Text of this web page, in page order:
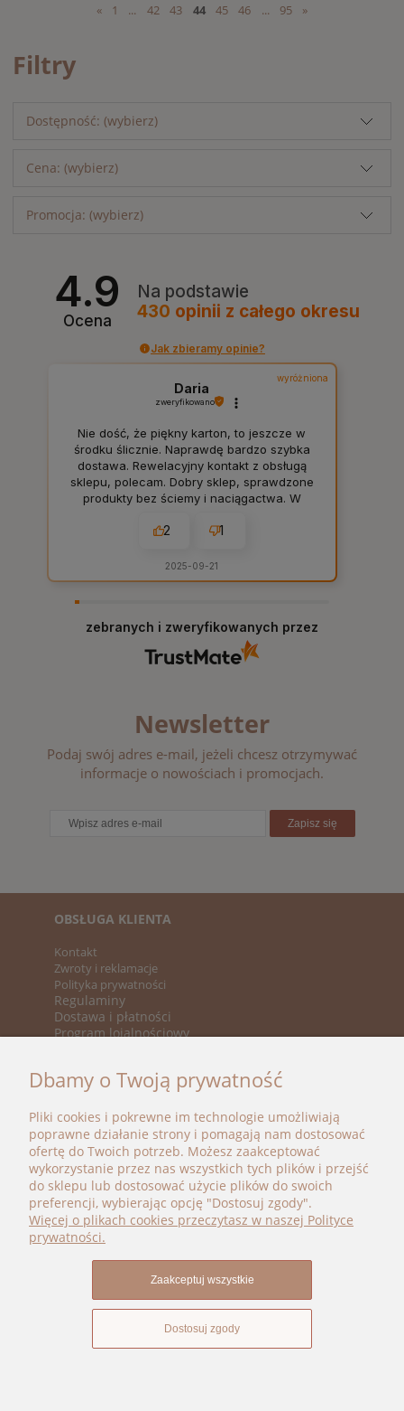
« 1 ... 42 43 44 45 46 ... 95 »
Filtry
Dostępność: (wybierz)
Cena: (wybierz)
Promocja: (wybierz)
4.9
Ocena
Na podstawie
430 opinii z całego okresu
Jak zbieramy opinie?
wyróżniona
Daria
zweryfikowano
Nie dość, że piękny karton, to jeszcze w
środku ślicznie. Naprawdę bardzo szybka
dostawa. Rewelacyjny kontakt z obsługą
sklepu, polecam. Dobry sklep, sprawdzone
produkty bez ściemy i naciągactwa. W
2 1
2025-09-21
zebranych i zweryfikowanych przez
Newsletter
Podaj swój adres e-mail, jeżeli chcesz otrzymywać
informacje o nowościach i promocjach.
Zapisz się
OBSŁUGA KLIENTA
Kontakt
Zwroty i reklamacje
Polityka prywatności
Regulaminy
Dostawa i płatności
Program lojalnościowy
Promocje
Marki
BOHO BÉBÉ
kontakt@bohobebe.pl
+48 696 696 979
Instagram
Facebook
Dbamy o Twoją prywatność
Pliki cookies i pokrewne im technologie umożliwiają
poprawne działanie strony i pomagają nam dostosować
ofertę do Twoich potrzeb. Możesz zaakceptować
wykorzystanie przez nas wszystkich tych plików i przejść
do sklepu lub dostosować użycie plików do swoich
preferencji, wybierając opcję "Dostosuj zgody".
Więcej o plikach cookies przeczytasz w naszej Polityce
prywatności.
Dostosuj zgody
Zaakceptuj wszystkie